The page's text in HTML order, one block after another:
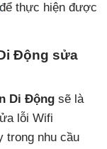
để thực hiện được
Động sửa
Di Động sẽ là
lỗi Wifi
trong nhu cầu